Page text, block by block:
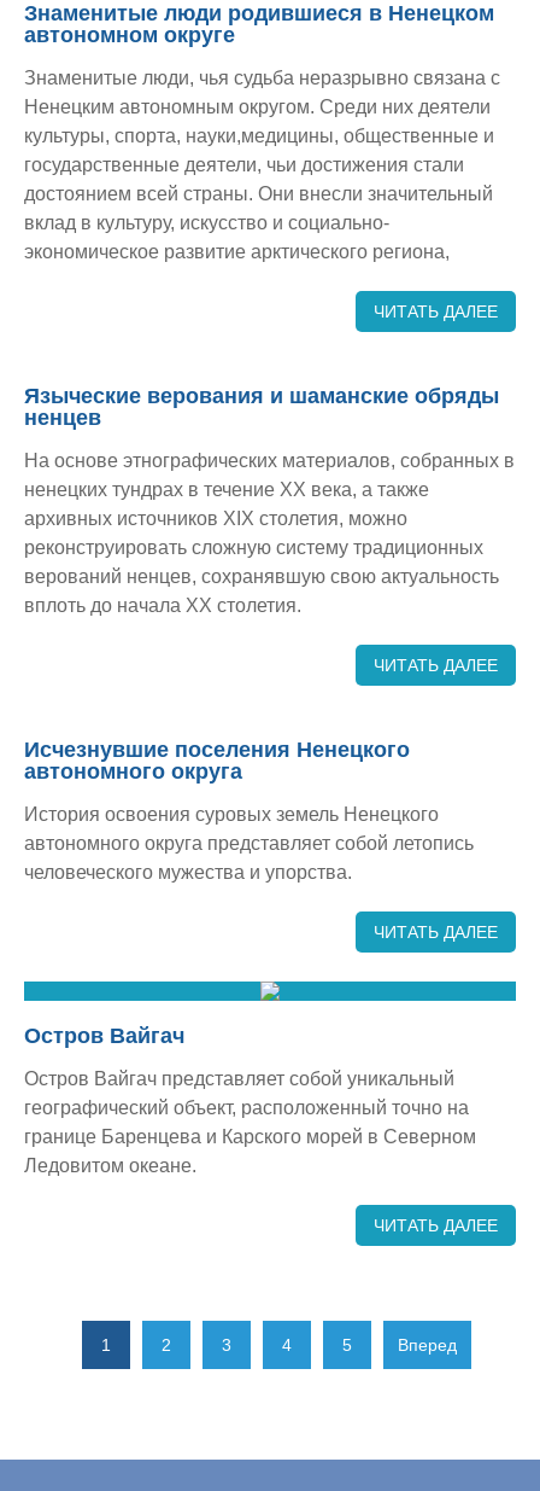
Знаменитые люди родившиеся в Ненецком
автономном округе
Знаменитые люди, чья судьба неразрывно связана с
Ненецким автономным округом. Среди них деятели
культуры, спорта, науки,медицины, общественные и
государственные деятели, чьи достижения стали
достоянием всей страны. Они внесли значительный
вклад в культуру, искусство и социально-
экономическое развитие арктического региона,
ЧИТАТЬ ДАЛЕЕ
Языческие верования и шаманские обряды
ненцев
На основе этнографических материалов, собранных в
ненецких тундрах в течение XX века, а также
архивных источников XIX столетия, можно
реконструировать сложную систему традиционных
верований ненцев, сохранявшую свою актуальность
вплоть до начала XX столетия.
ЧИТАТЬ ДАЛЕЕ
Исчезнувшие поселения Ненецкого
автономного округа
История освоения суровых земель Ненецкого
автономного округа представляет собой летопись
человеческого мужества и упорства.
ЧИТАТЬ ДАЛЕЕ
Остров Вайгач
Остров Вайгач представляет собой уникальный
географический объект, расположенный точно на
границе Баренцева и Карского морей в Северном
Ледовитом океане.
ЧИТАТЬ ДАЛЕЕ
1 2 3 4 5